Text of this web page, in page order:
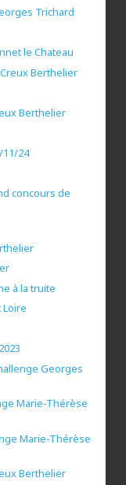
Trichard
le Chateau
Berthelier
Berthelier
11/24
concours de
à la truite
Georges
Marie-Thérèse
Marie-Thérèse
Berthelier